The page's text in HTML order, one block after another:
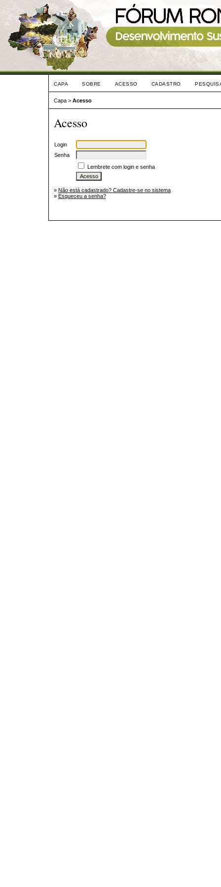
CAPA SOBRE ACESSO CADASTRO
Capa > Acesso
Acesso
Login
Senha
Lembrete com login e senha
» Não está cadastrado? Cadastre-se no sistema
» Esqueceu a senha?